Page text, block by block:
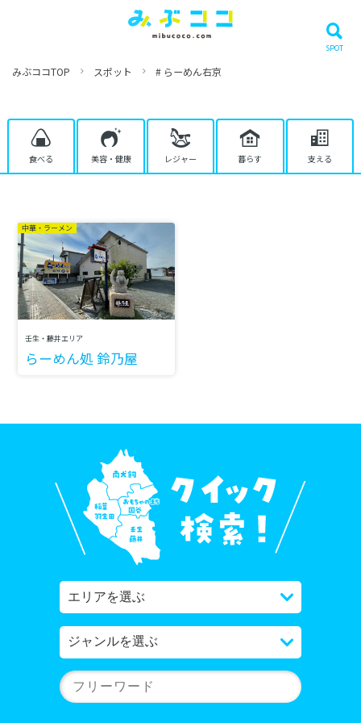
みぶココTOP スポット # らーめん右京
食べる 美容・健康 レジャー 暮らす 支える
中華・ラーメン
壬生・藤井エリア
らーめん処 鈴乃屋